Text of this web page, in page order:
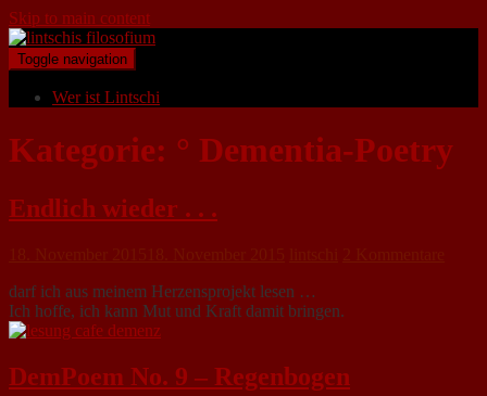
Skip to main content
Toggle navigation
Wer ist Lintschi
Kategorie: ° Dementia-Poetry
Endlich wieder . . .
darf ich aus meinem Herzensprojekt lesen …
Ich hoffe, ich kann Mut und Kraft damit bringen.
DemPoem No. 9 – Regenbogen